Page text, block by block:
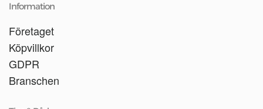
Information
Företaget
Köpvillkor
GDPR
Branschen